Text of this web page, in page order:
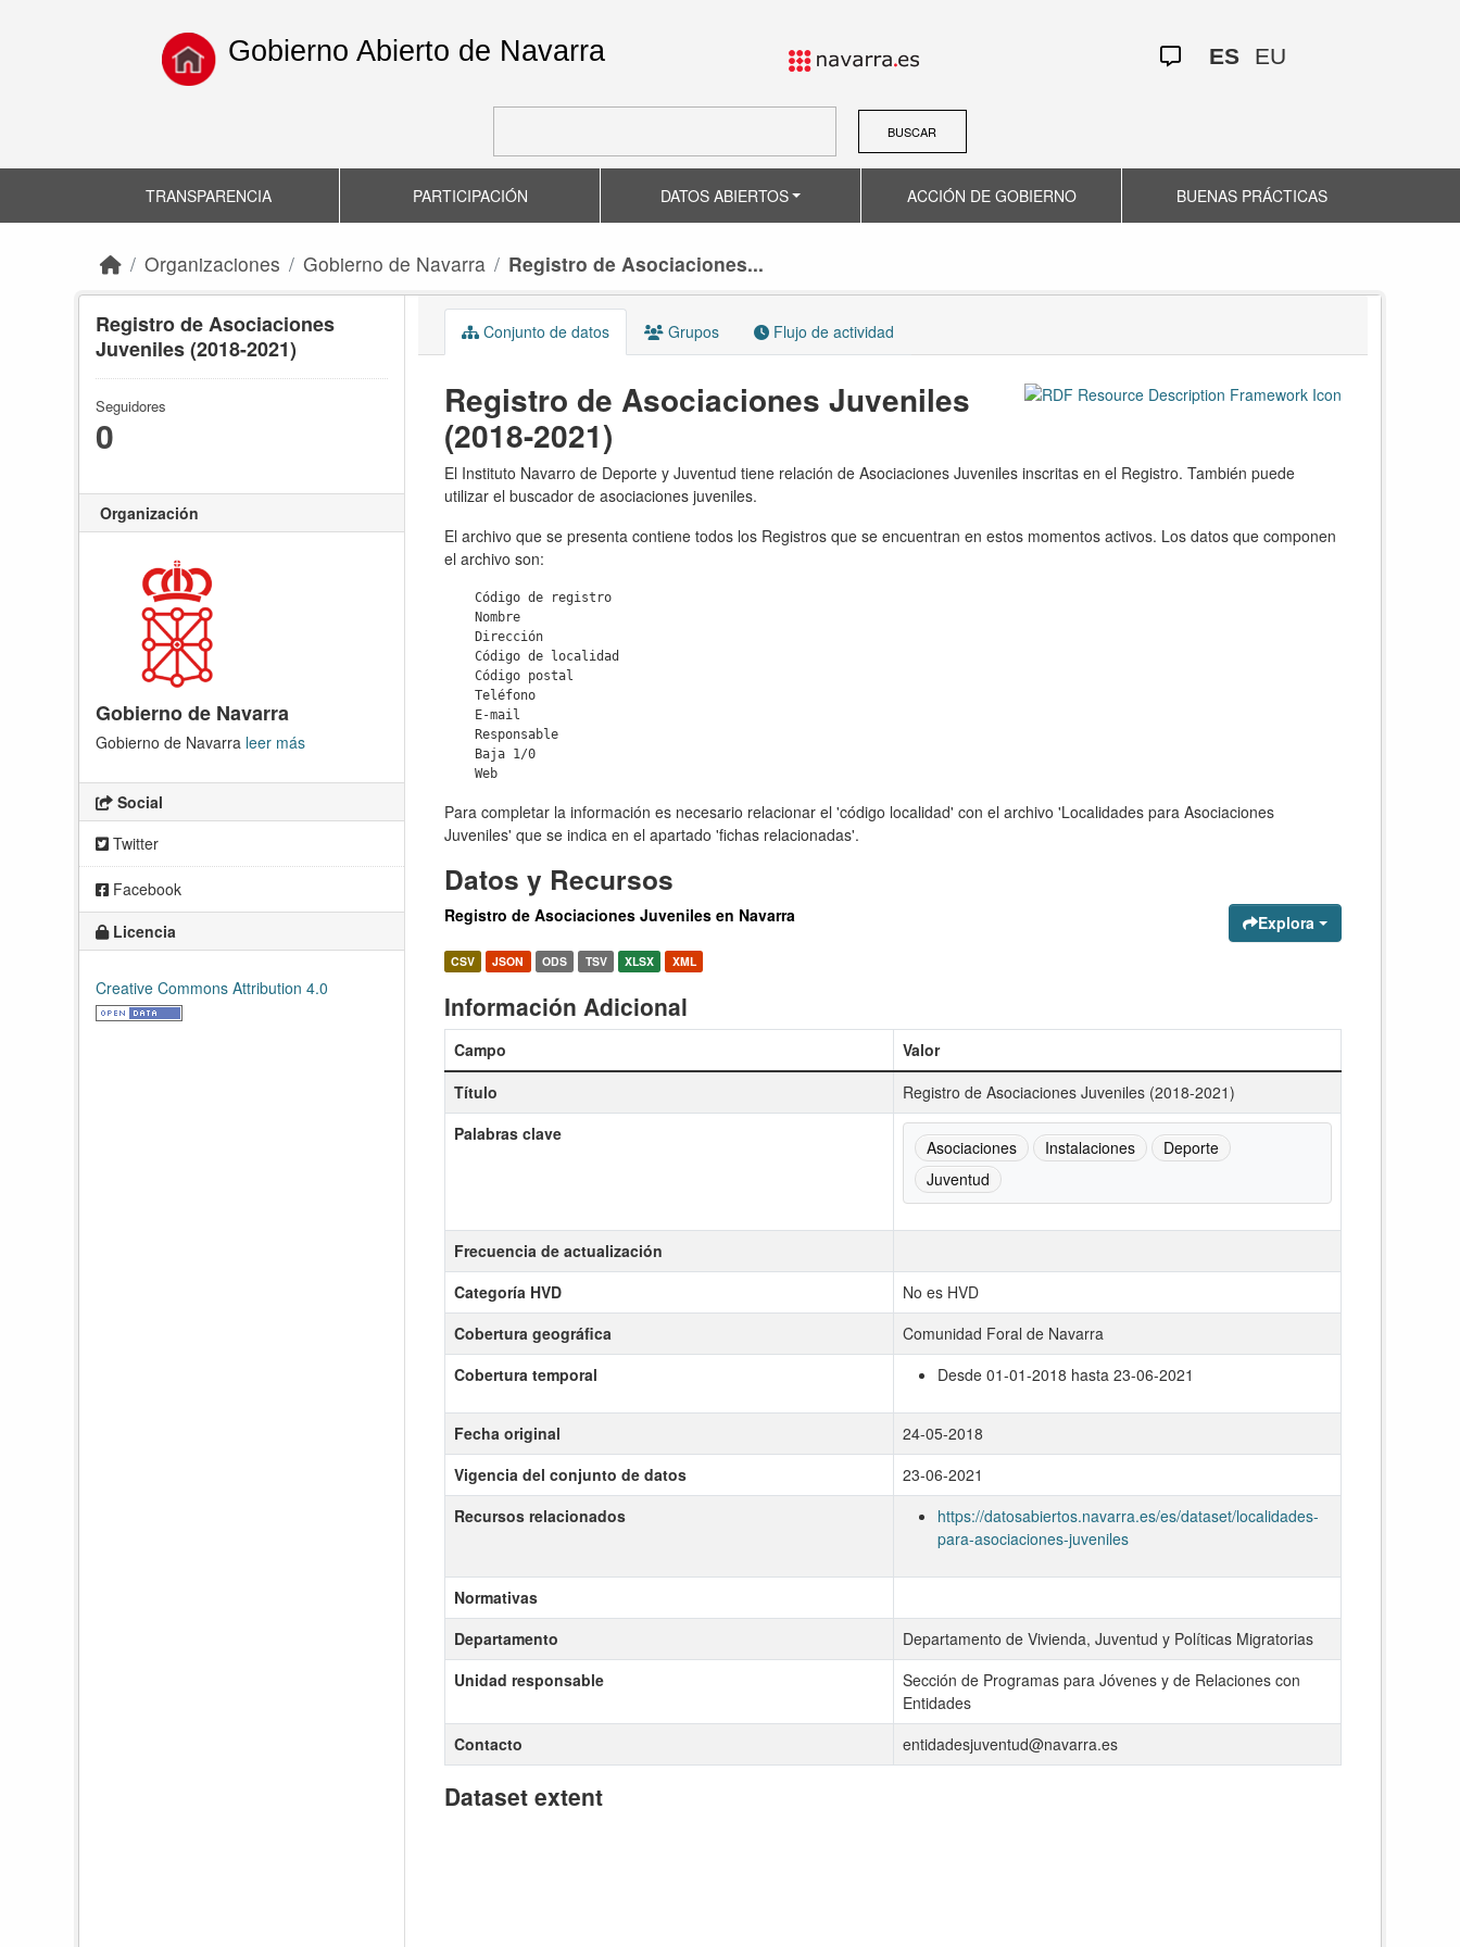
Gobierno Abierto de Navarra ES EU
BUSCAR
TRANSPARENCIA PARTICIPACIÓN DATOS ABIERTOS ACCIÓN DE GOBIERNO BUENAS PRÁCTICAS
Organizaciones Gobierno de Navarra Registro de Asociaciones...
Registro de Asociaciones
Juveniles (2018-2021)
Seguidores
0
Organización
Gobierno de Navarra
Gobierno de Navarra leer más
Social
Twitter
Facebook
Licencia
Creative Commons Attribution 4.0
Conjunto de datos Grupos Flujo de actividad
Registro de Asociaciones Juveniles
(2018-2021)
El Instituto Navarro de Deporte y Juventud tiene relación de Asociaciones Juveniles inscritas en el Registro. También puede
utilizar el buscador de asociaciones juveniles.
El archivo que se presenta contiene todos los Registros que se encuentran en estos momentos activos. Los datos que componen
el archivo son:
    Código de registro
    Nombre
    Dirección
    Código de localidad
    Código postal
    Teléfono
    E-mail
    Responsable
    Baja 1/0
    Web
Para completar la información es necesario relacionar el 'código localidad' con el archivo 'Localidades para Asociaciones
Juveniles' que se indica en el apartado 'fichas relacionadas'.
Datos y Recursos
Registro de Asociaciones Juveniles en Navarra
CSV JSON ODS TSV XLSX XML
Explora
Información Adicional
Campo
Valor
Título
Registro de Asociaciones Juveniles (2018-2021)
Palabras clave
Asociaciones Instalaciones
Deporte
Juventud
Frecuencia de actualización
Categoría HVD
No es HVD
Cobertura geográfica
Comunidad Foral de Navarra
Cobertura temporal
Desde 01-01-2018 hasta 23-06-2021
Fecha original
24-05-2018
Vigencia del conjunto de datos
23-06-2021
Recursos relacionados
https://datosabiertos.navarra.es/es/dataset/localidades-
para-asociaciones-juveniles
Normativas
Departamento
Departamento de Vivienda, Juventud y Políticas Migratorias
Unidad responsable
Sección de Programas para Jóvenes y de Relaciones con
Entidades
Contacto
entidadesjuventud@navarra.es
Dataset extent